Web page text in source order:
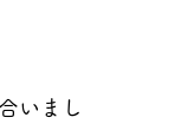
いまし